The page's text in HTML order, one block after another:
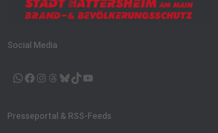
Social Media
WHATSAPP FACEBOOK INSTAGRAM THREADS BLUESKY TIKTOK
Presseportal & RSS-Feeds